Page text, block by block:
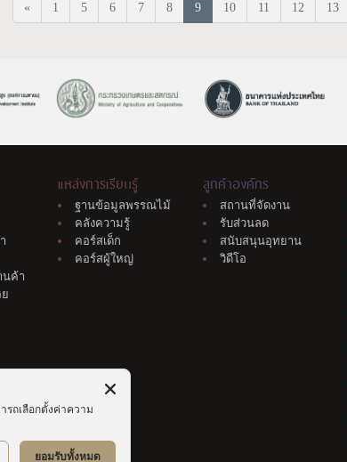
« 1 5 6 7 8 9 10 11 12 13
นค้า
แหล่งการเรียนรู้
ฐานข้อมูลพรรณไม้
คลังความรู้
คอร์สเด็ก
คอร์สผู้ใหญ่
ลูกค้าองค์กร
สถานที่จัดงาน
รับส่วนลด
สนับสนุนอุทยาน
วิดีโอ
รถเลือกตั้งค่าความ
ยอมรับทั้งหมด